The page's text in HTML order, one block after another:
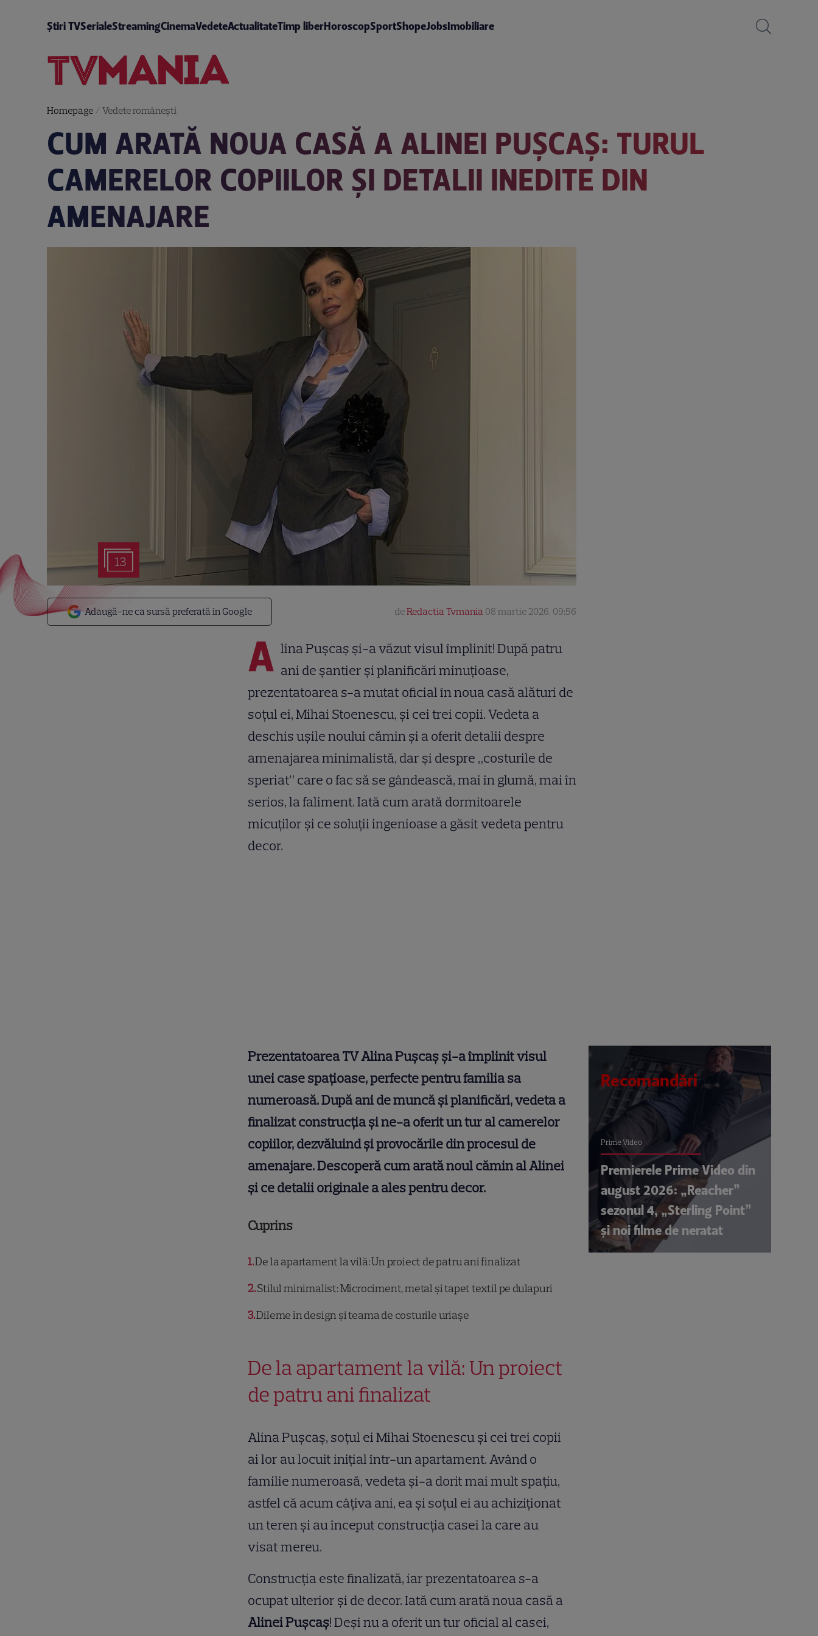
Știri TVSerialeStreamingCinemaVedeteActualitateTimp liberHoroscopSportShopeJobsImobiliare
Homepage/ Vedete româneşti
CUM ARATĂ NOUA CASĂ A ALINEI PUȘCAȘ: TURUL
CAMERELOR COPIILOR ȘI DETALII INEDITE DIN
AMENAJARE
13
Adaugă-ne ca sursă preferată în Google deRedactia Tvmania 08 martie 2026, 09:56
A lina Pușcaș și-a văzut visul împlinit! După patru
ani de șantier și planificări minuțioase,
prezentatoarea s-a mutat oficial în noua casă alături de
soțul ei, Mihai Stoenescu, și cei trei copii. Vedeta a
deschis ușile noului cămin și a oferit detalii despre
amenajarea minimalistă, dar și despre „costurile de
speriat” care o fac să se gândească, mai în glumă, mai în
serios, la faliment. Iată cum arată dormitoarele
micuților și ce soluții ingenioase a găsit vedeta pentru
decor.
Prezentatoarea TV Alina Pușcaș și-a împlinit visul
unei case spațioase, perfecte pentru familia sa
numeroasă. După ani de muncă și planificări, vedeta a
finalizat construcția și ne-a oferit un tur al camerelor
copiilor, dezvăluind și provocările din procesul de
amenajare. Descoperă cum arată noul cămin al Alinei
și ce detalii originale a ales pentru decor.
Cuprins
1De la apartament la vilă: Un proiect de patru ani finalizat
2Stilul minimalist: Microciment, metal și tapet textil pe dulapuri
3Dileme în design și teama de costurile uriașe
De la apartament la vilă: Un proiect
de patru ani finalizat
Alina Pușcaș, soțul ei Mihai Stoenescu și cei trei copii
ai lor au locuit inițial într-un apartament. Având o
familie numeroasă, vedeta și-a dorit mai mult spațiu,
astfel că acum câțiva ani, ea și soțul ei au achiziționat
un teren și au început construcția casei la care au
visat mereu.
Construcția este finalizată, iar prezentatoarea s-a
ocupat ulterior și de decor. Iată cum arată noua casă a
Alinei Pușcaș! Deși nu a oferit un tur oficial al casei,
Recomandări
Prime Video
Premierele Prime Video din
august 2026: „Reacher”
sezonul 4, „Sterling Point”
și noi filme de neratat